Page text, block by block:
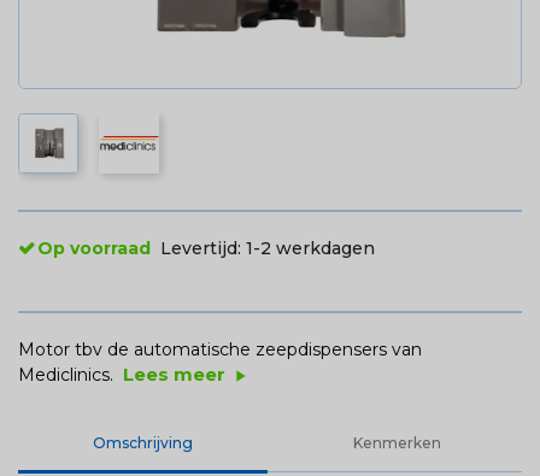
Op voorraad Levertijd: 1-2 werkdagen
Motor tbv de automatische zeepdispensers van
Mediclinics. Lees meer play_arrow
Omschrijving Kenmerken